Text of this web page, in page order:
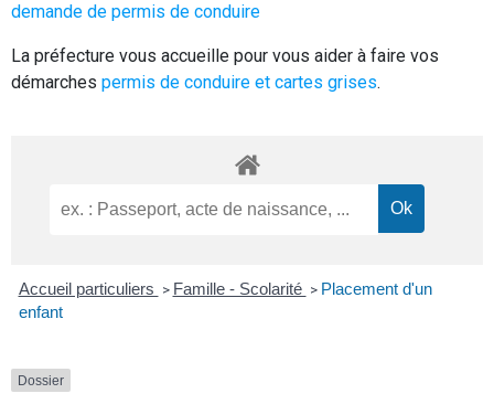
demande de permis de conduire
La préfecture vous accueille pour vous aider à faire vos
démarches permis de conduire et cartes grises.
Accueil particuliers > Famille - Scolarité > Placement d'un
enfant
Dossier